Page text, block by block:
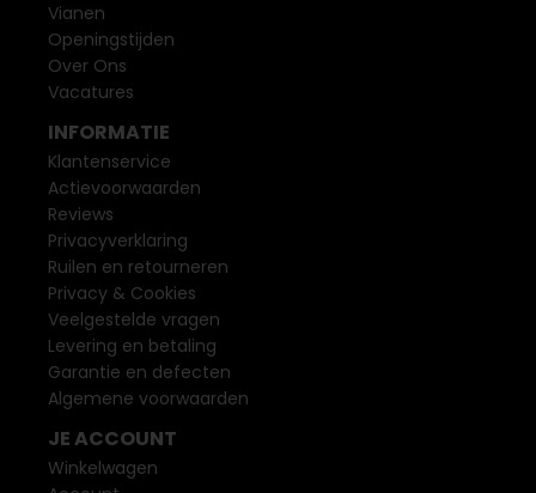
Vianen
Openingstijden
Over Ons
Vacatures
INFORMATIE
Klantenservice
Actievoorwaarden
Reviews
Privacyverklaring
Ruilen en retourneren
Privacy & Cookies
Veelgestelde vragen
Levering en betaling
Garantie en defecten
Algemene voorwaarden
JE ACCOUNT
Winkelwagen